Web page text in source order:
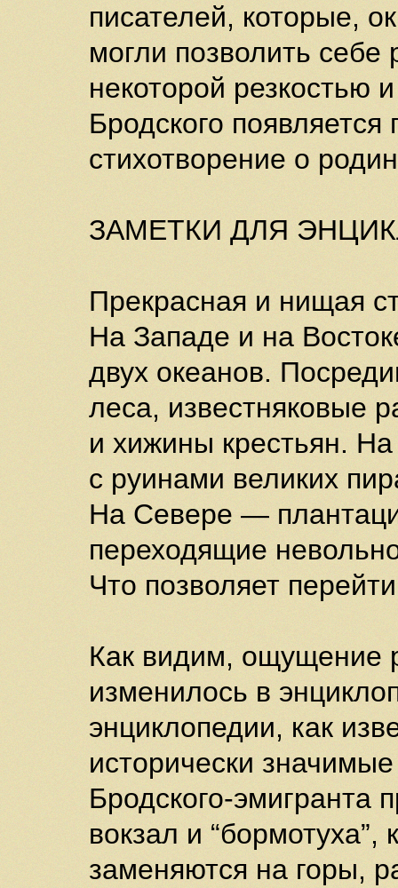
писателей, которые,
могли позволить себе
некоторой резкостью
Бродского
стихотворение о
ЗАМЕТКИ ДЛЯ
Прекрасная и нищая
На Западе и на
двух океанов.
леса, известняковые
и хижины крестьян.
с руинами великих
На Севере —
переходящие
Что позволяет
Как видим, ощущение
изменилось в
энциклопедии, как
исторически
Бродского-эмигранта
вокзал и
заменяются на горы,